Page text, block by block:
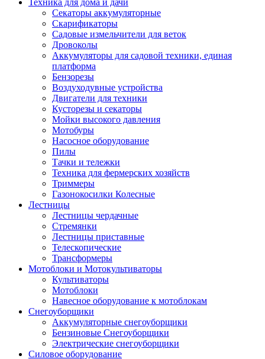
Техника для дома и дачи
Секаторы аккумуляторные
Скарификаторы
Садовые измельчители для веток
Дровоколы
Аккумуляторы для садовой техники, единая
платформа
Бензорезы
Воздуходувные устройства
Двигатели для техники
Кусторезы и секаторы
Мойки высокого давления
Мотобуры
Насосное оборудование
Пилы
Тачки и тележки
Техника для фермерских хозяйств
Триммеры
Газонокосилки Колесные
Лестницы
Лестницы чердачные
Стремянки
Лестницы приставные
Телескопические
Трансформеры
Мотоблоки и Мотокультиваторы
Культиваторы
Мотоблоки
Навесное оборудование к мотоблокам
Снегоуборщики
Аккумуляторные снегоуборщики
Бензиновые Снегоуборщики
Электрические снегоуборщики
Силовое оборудование